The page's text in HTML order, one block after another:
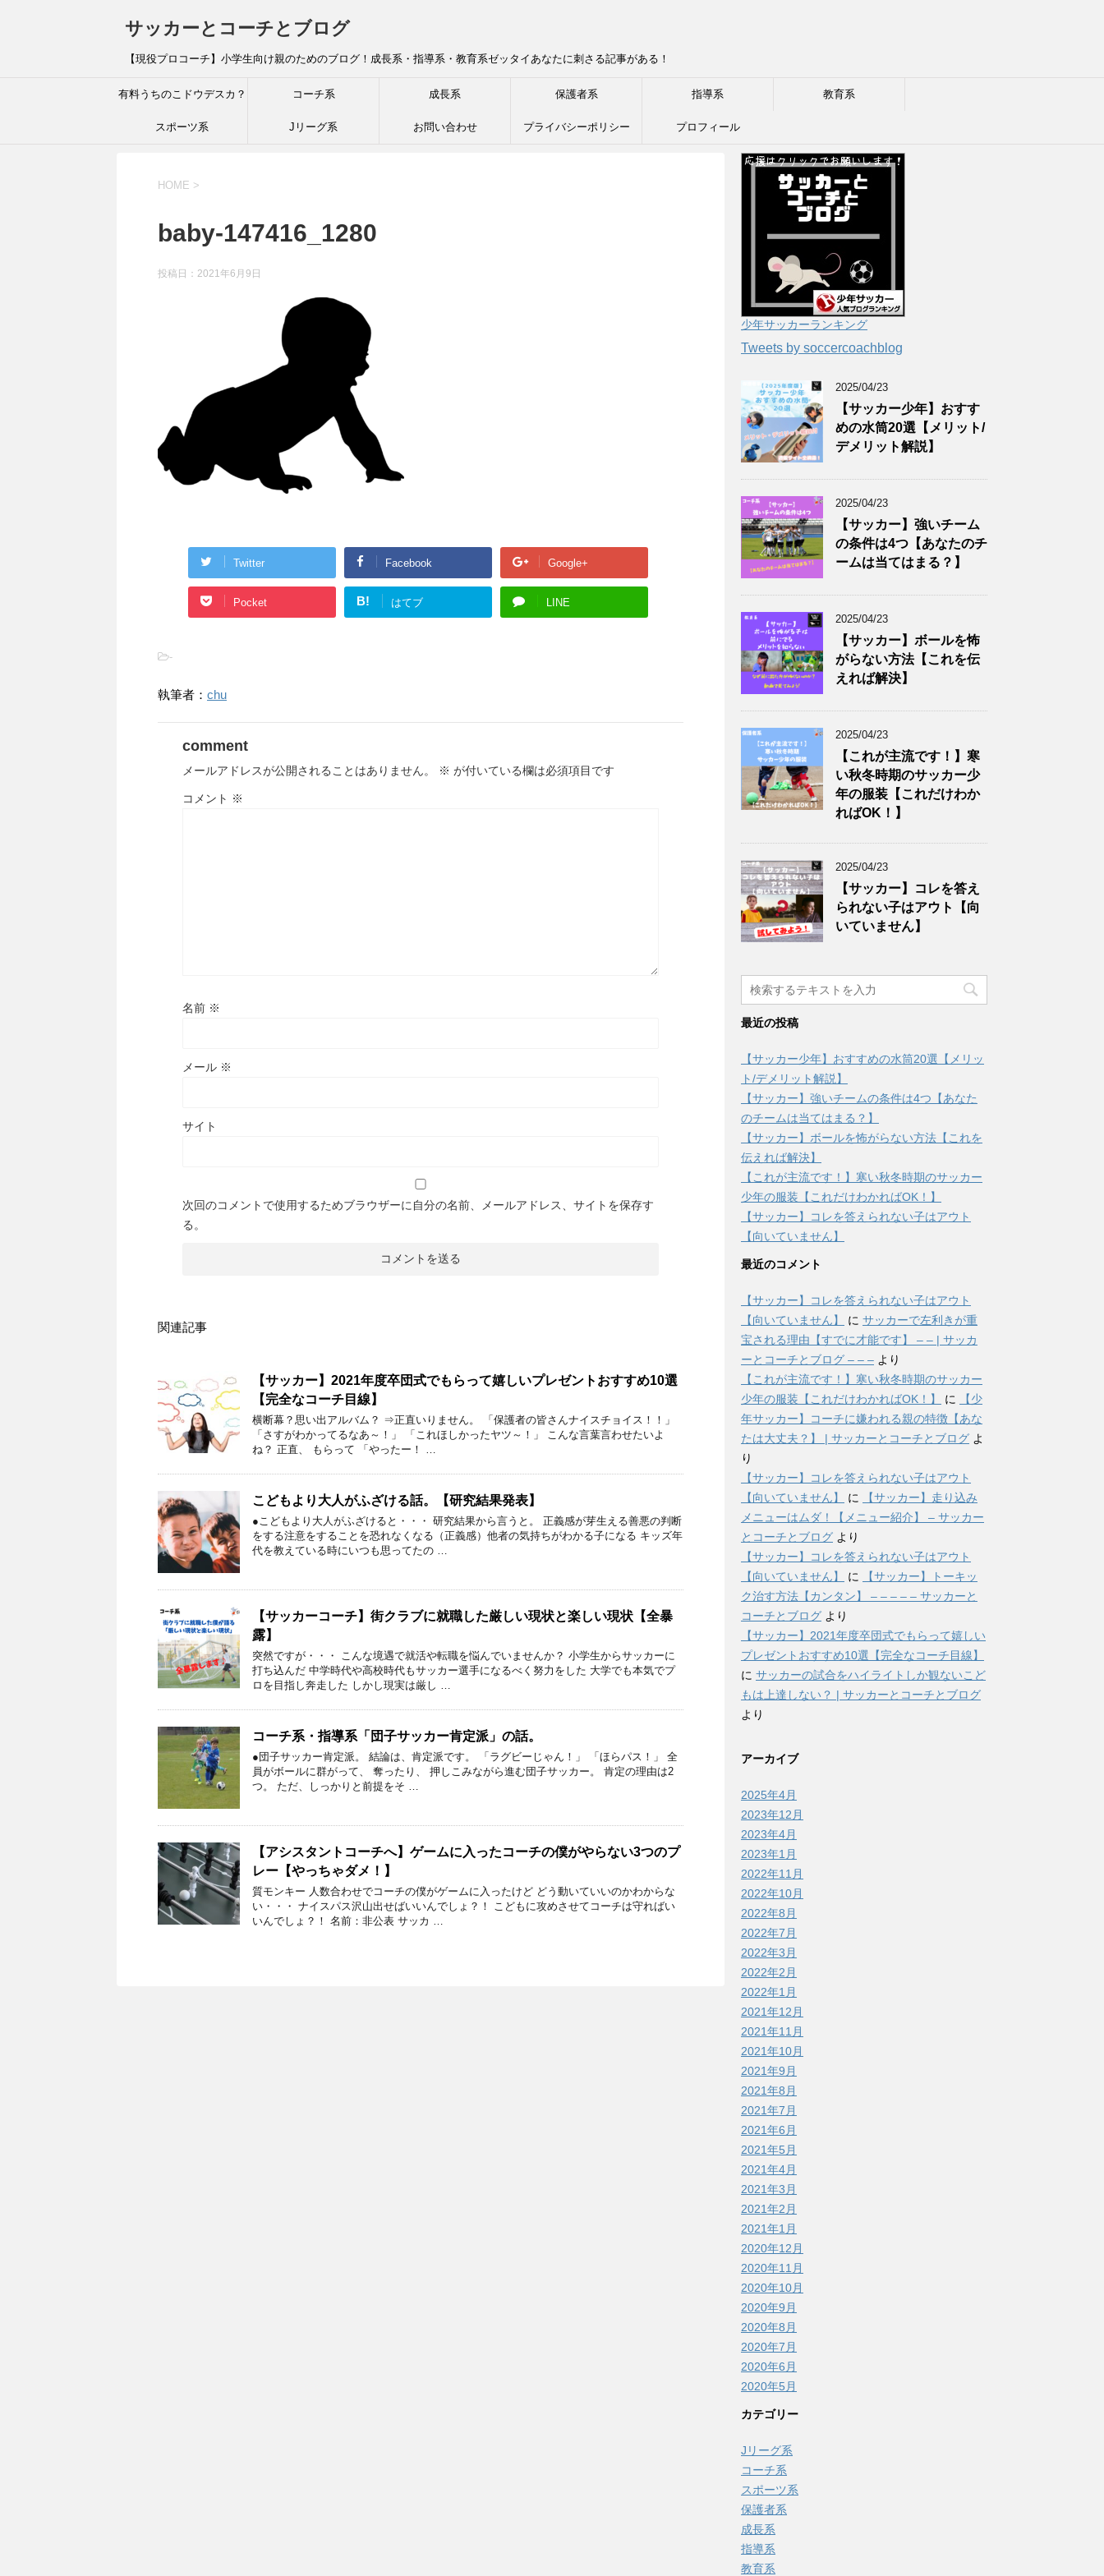
サッカーとコーチとブログ
【現役プロコーチ】小学生向け親のためのブログ！成長系・指導系・教育系ゼッタイあなたに刺さる記事がある！
有料うちのこドウデスカ？ コーチ系 成長系 保護者系 指導系 教育系
スポーツ系 Jリーグ系 お問い合わせ プライバシーポリシー プロフィール
HOME >
baby-147416_1280
投稿日： 2021年6月9日
Twitter Facebook Google+
Pocket B! はてブ LINE
-
執筆者： chu
comment
メールアドレスが公開されることはありません。 ※ が付いている欄は必須項目です
コメント ※
名前 ※
メール ※
サイト
次回のコメントで使用するためブラウザーに自分の名前、メールアドレス、サイトを保存す
る。
関連記事
【サッカー】2021年度卒団式でもらって嬉しいプレゼントおすすめ10選
【完全なコーチ目線】
横断幕？思い出アルバム？ ⇒正直いりません。 「保護者の皆さんナイスチョイス！！」
「さすがわかってるなあ～！」 「これほしかったヤツ～！」 こんな言葉言わせたいよ
ね？ 正直、 もらって 「やったー！ …
こどもより大人がふざける話。【研究結果発表】
●こどもより大人がふざけると・・・ 研究結果から言うと。 正義感が芽生える善悪の判断
をする注意をすることを恐れなくなる（正義感）他者の気持ちがわかる子になる キッズ年
代を教えている時にいつも思ってたの …
【サッカーコーチ】街クラブに就職した厳しい現状と楽しい現状【全暴
露】
突然ですが・・・ こんな境遇で就活や転職を悩んでいませんか？ 小学生からサッカーに
打ち込んだ 中学時代や高校時代もサッカー選手になるべく努力をした 大学でも本気でプ
ロを目指し奔走した しかし現実は厳し …
コーチ系・指導系「団子サッカー肯定派」の話。
●団子サッカー肯定派。 結論は、肯定派です。 「ラグビーじゃん！」 「ほらパス！」 全
員がボールに群がって、 奪ったり、 押しこみながら進む団子サッカー。 肯定の理由は2
つ。 ただ、しっかりと前提をそ …
【アシスタントコーチへ】ゲームに入ったコーチの僕がやらない3つのプ
レー【やっちゃダメ！】
質モンキー 人数合わせでコーチの僕がゲームに入ったけど どう動いていいのかわからな
い・・・ ナイスパス沢山出せばいいんでしょ？！ こどもに攻めさせてコーチは守ればい
いんでしょ？！ 名前：非公表 サッカ …
少年サッカーランキング
Tweets by soccercoachblog
2025/04/23
【サッカー少年】おすす
めの水筒20選【メリット/
デメリット解説】
2025/04/23
【サッカー】強いチーム
の条件は4つ【あなたのチ
ームは当てはまる？】
2025/04/23
【サッカー】ボールを怖
がらない方法【これを伝
えれば解決】
2025/04/23
【これが主流です！】寒
い秋冬時期のサッカー少
年の服装【これだけわか
ればOK！】
2025/04/23
【サッカー】コレを答え
られない子はアウト【向
いていません】
最近の投稿
【サッカー少年】おすすめの水筒20選【メリッ
ト/デメリット解説】
【サッカー】強いチームの条件は4つ【あなた
のチームは当てはまる？】
【サッカー】ボールを怖がらない方法【これを
伝えれば解決】
【これが主流です！】寒い秋冬時期のサッカー
少年の服装【これだけわかればOK！】
【サッカー】コレを答えられない子はアウト
【向いていません】
最近のコメント
【サッカー】コレを答えられない子はアウト
【向いていません】
に サッカーで左利きが重
宝される理由【すでに才能です】 – – | サッカ
ーとコーチとブログ – – – より
【これが主流です！】寒い秋冬時期のサッカー
少年の服装【これだけわかればOK！】
に
【少
年サッカー】コーチに嫌われる親の特徴【あな
たは大丈夫？】 | サッカーとコーチとブログ よ
り
【サッカー】コレを答えられない子はアウト
【向いていません】
に
【サッカー】走り込み
メニューはムダ！【メニュー紹介】 – サッカー
とコーチとブログ より
【サッカー】コレを答えられない子はアウト
【向いていません】
に
【サッカー】トーキッ
ク治す方法【カンタン】 – – – – – サッカーと
コーチとブログ より
【サッカー】2021年度卒団式でもらって嬉しい
プレゼントおすすめ10選【完全なコーチ目線】
に サッカーの試合をハイライトしか観ないこど
もは上達しない？ | サッカーとコーチとブログ
より
アーカイブ
2025年4月
2023年12月
2023年4月
2023年1月
2022年11月
2022年10月
2022年8月
2022年7月
2022年3月
2022年2月
2022年1月
2021年12月
2021年11月
2021年10月
2021年9月
2021年8月
2021年7月
2021年6月
2021年5月
2021年4月
2021年3月
2021年2月
2021年1月
2020年12月
2020年11月
2020年10月
2020年9月
2020年8月
2020年7月
2020年6月
2020年5月
カテゴリー
Jリーグ系
コーチ系
スポーツ系
保護者系
成長系
指導系
教育系